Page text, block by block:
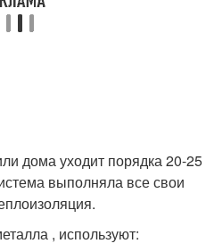
дома уходит порядка 20-25
выполняла все свои
, используют: